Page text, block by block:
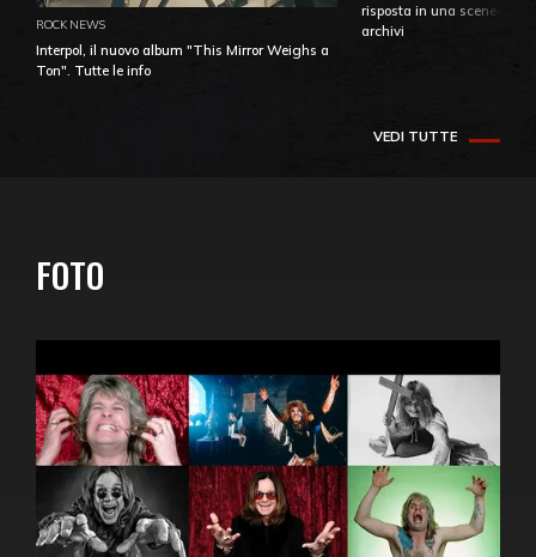
ROCK NEWS
Interpol, il nuovo album "This Mirror Weighs a
Ton". Tutte le info
risposta in una
archivi
VEDI TUTTE
FOTO